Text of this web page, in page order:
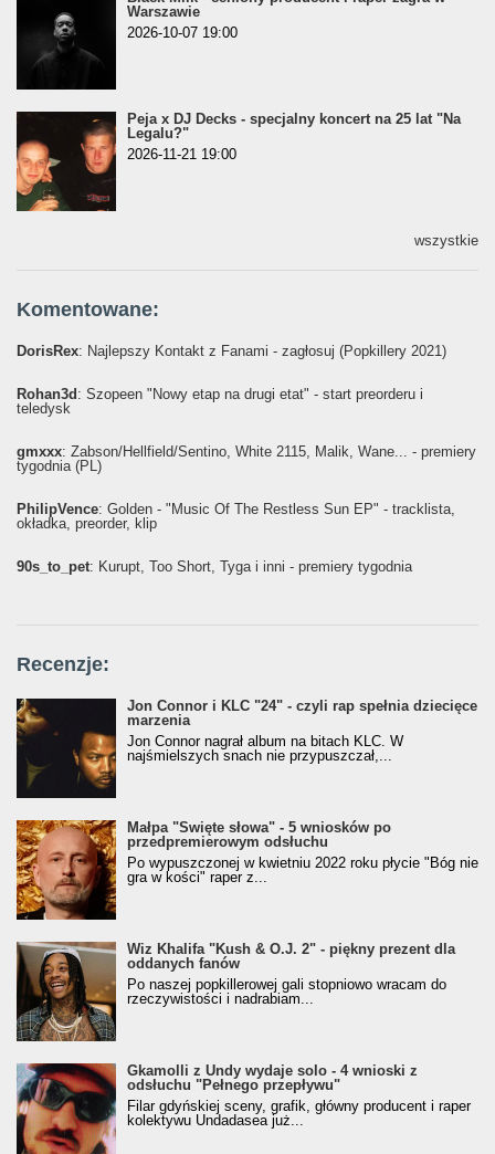
Warszawie
2026-10-07 19:00
Peja x DJ Decks - specjalny koncert na 25 lat "Na
Legalu?"
2026-11-21 19:00
wszystkie
Komentowane:
DorisRex: Najlepszy Kontakt z Fanami - zagłosuj (Popkillery 2021)
Rohan3d : Szopeen "Nowy etap na drugi etat" - start preorderu i
teledysk
gmxxx: Żabson/Hellfield/Sentino, White 2115, Malik, Wane... - premiery
tygodnia (PL)
PhilipVence: Golden - "Music Of The Restless Sun EP" - tracklista,
okładka, preorder, klip
90s_to_pet: Kurupt, Too Short, Tyga i inni - premiery tygodnia
Recenzje:
Jon Connor i KLC "24" - czyli rap spełnia dziecięce
marzenia
Jon Connor nagrał album na bitach KLC. W
najśmielszych snach nie przypuszczał,...
Małpa "Święte słowa" - 5 wniosków po
przedpremierowym odsłuchu
Po wypuszczonej w kwietniu 2022 roku płycie "Bóg nie
gra w kości" raper z...
Wiz Khalifa "Kush & O.J. 2" - piękny prezent dla
oddanych fanów
Po naszej popkillerowej gali stopniowo wracam do
rzeczywistości i nadrabiam...
Gkamolli z Undy wydaje solo - 4 wnioski z
odsłuchu "Pełnego przepływu"
Filar gdyńskiej sceny, grafik, główny producent i raper
kolektywu Undadasea już...